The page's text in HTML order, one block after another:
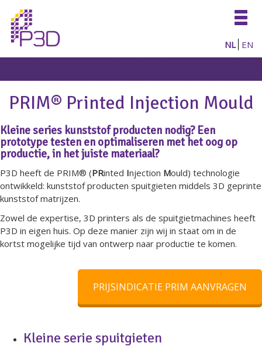
NL EN
PRIM® Printed Injection Mould
Kleine series kunststof producten nodig? Een
prototype testen en optimaliseren met het oog op
productie, in het juiste materiaal?
P3D heeft de PRIM® (PRinted Injection Mould) technologie
ontwikkeld: kunststof producten spuitgieten middels 3D geprinte
kunststof matrijzen.
Zowel de expertise, 3D printers als de spuitgietmachines heeft
P3D in eigen huis. Op deze manier zijn wij in staat om in de
kortst mogelijke tijd van ontwerp naar productie te komen.
PRIJSINDICATIE PRIM AANVRAGEN
Kleine serie spuitgieten